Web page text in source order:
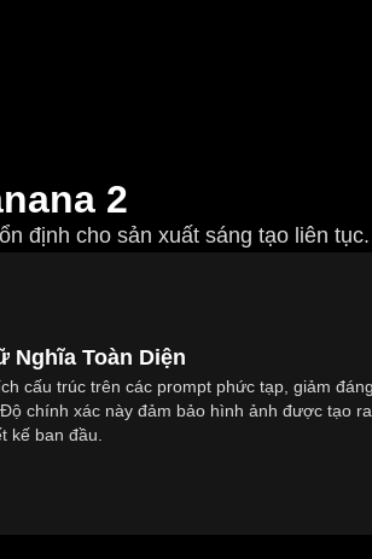
2
định cho sản xuất sáng tạo liên tục.
Nghĩa Toàn Diện
cấu trúc trên các prompt phức tạp, giảm
chính xác này đảm bảo hình ảnh được tạo
kế ban đầu.